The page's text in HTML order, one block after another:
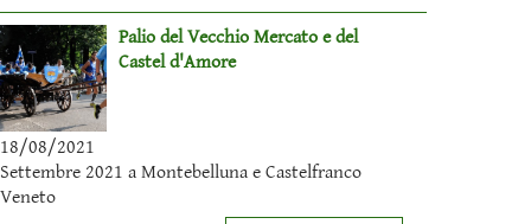
Palio del Vecchio Mercato e del
Castel d'Amore
18/08/2021
Settembre 2021 a Montebelluna e Castelfranco
Veneto